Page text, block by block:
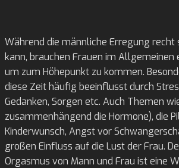
Während die männliche Erregung recht
kann, brauchen Frauen im Allgemeinen
um zum Höhepunkt zu kommen.
diese Zeit häufig beeinflusst durch
Gedanken, Sorgen etc. Auch Themen
zusammenhängend die Hormone), die
Kinderwunsch, Angst vor
großen Einfluss auf die Lust der Frau.
Orgasmus von Mann und Frau ist eine